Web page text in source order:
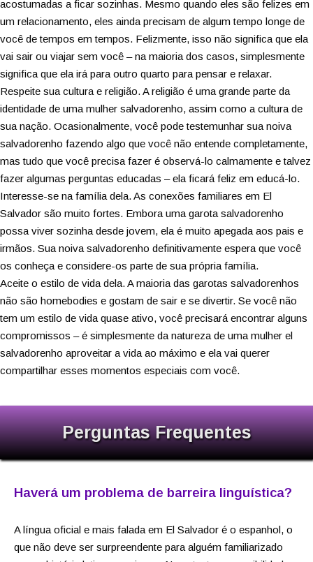
acostumadas a ficar sozinhas. Mesmo quando eles são felizes em
um relacionamento, eles ainda precisam de algum tempo longe de
você de tempos em tempos. Felizmente, isso não significa que ela
vai sair ou viajar sem você – na maioria dos casos, simplesmente
significa que ela irá para outro quarto para pensar e relaxar.
Respeite sua cultura e religião. A religião é uma grande parte da
identidade de uma mulher salvadorenho, assim como a cultura de
sua nação. Ocasionalmente, você pode testemunhar sua noiva
salvadorenho fazendo algo que você não entende completamente,
mas tudo que você precisa fazer é observá-lo calmamente e talvez
fazer algumas perguntas educadas – ela ficará feliz em educá-lo.
Interesse-se na família dela. As conexões familiares em El
Salvador são muito fortes. Embora uma garota salvadorenho
possa viver sozinha desde jovem, ela é muito apegada aos pais e
irmãos. Sua noiva salvadorenho definitivamente espera que você
os conheça e considere-os parte de sua própria família.
Aceite o estilo de vida dela. A maioria das garotas salvadorenhos
não são homebodies e gostam de sair e se divertir. Se você não
tem um estilo de vida quase ativo, você precisará encontrar alguns
compromissos – é simplesmente da natureza de uma mulher el
salvadorenho aproveitar a vida ao máximo e ela vai querer
compartilhar esses momentos especiais com você.
Perguntas Frequentes
Haverá um problema de barreira linguística?
A língua oficial e mais falada em El Salvador é o espanhol, o
que não deve ser surpreendente para alguém familiarizado